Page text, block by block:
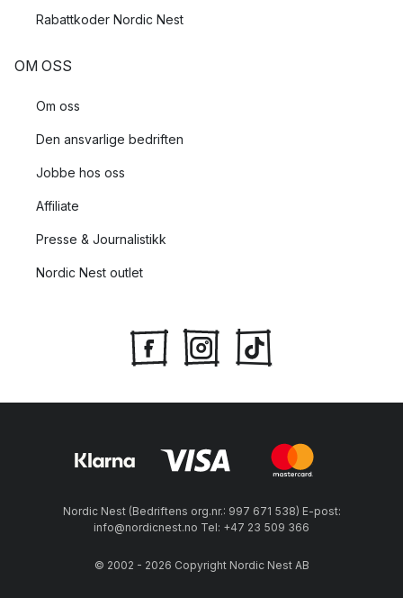
Rabattkoder Nordic Nest
OM OSS
Om oss
Den ansvarlige bedriften
Jobbe hos oss
Affiliate
Presse & Journalistikk
Nordic Nest outlet
Nordic Nest (Bedriftens org.nr.: 997 671 538) E-post:
info@nordicnest.no Tel: +47 23 509 366
© 2002 - 2026 Copyright Nordic Nest AB